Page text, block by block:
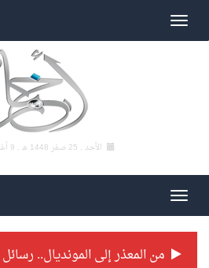
الأحد , 25 صفر 1448 هـ , 9 أغسطس 2026 م